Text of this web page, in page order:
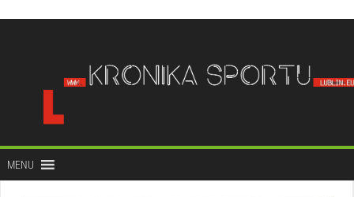
treści
MENU